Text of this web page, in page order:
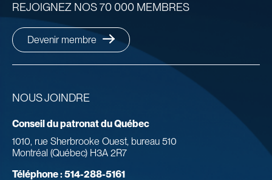
NOUS JOINDRE
Conseil du patronat du Québec
1010, rue Sherbrooke Ouest, bureau 510
Montréal (Québec) H3A 2R7
Téléphone :514-288-5161
REJOIGNEZ NOS 70 000 MEMBRES
Devenir membre